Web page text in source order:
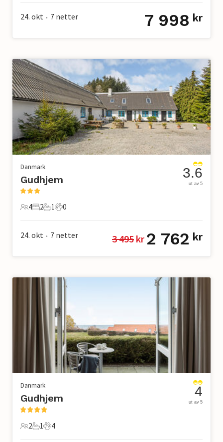
24. okt • 7 netter 7 998 kr
Danmark
Gudhjem
4 Gjester
4
2 Soverom
2
1 Bad
1
0 Kjæledyr
0
3.6
ut av 5
24. okt • 7 netter 3 495 kr 2 762 kr
Danmark
Gudhjem
2 Gjester
2
1 Bad
1
4 Kjæledyr
4
4
ut av 5